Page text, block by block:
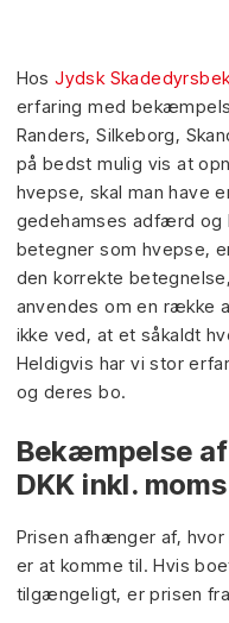
HosJydsk
erfaring med
Randers, Silkeborg,
på bedst mulig vis at
hvepse, skal man have
gedehamses adfærd og
betegner som hvepse,
den korrekte
anvendes om en række
ikke ved, at et såkaldt
Heldigvis har vi stor
og deres bo.
Bekæmpelse
DKK inkl. moms
Prisen afhænger af,
er at komme til. Hvis
tilgængeligt, er prisen fra